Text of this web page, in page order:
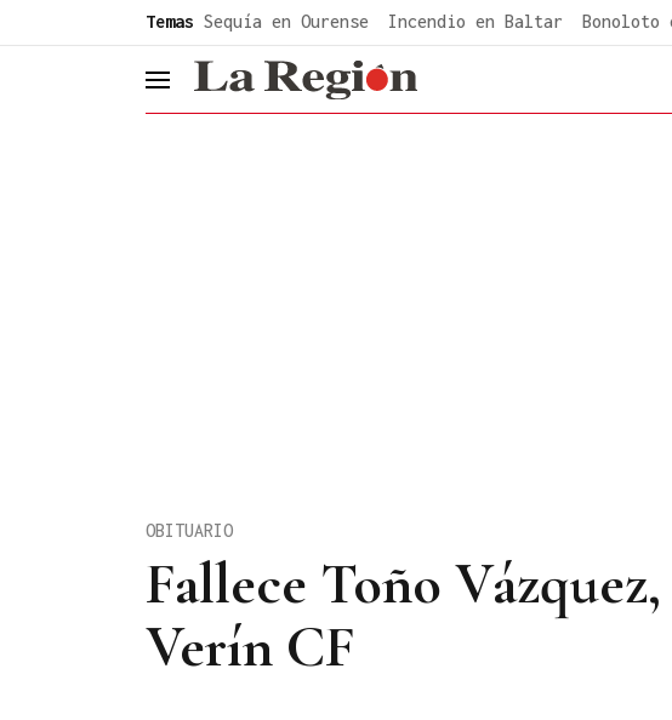
Temas Sequía en Ourense Incendio en Baltar Bonoloto
header.menu.open
Fallece Toño
Verín CF
OBITUARIO